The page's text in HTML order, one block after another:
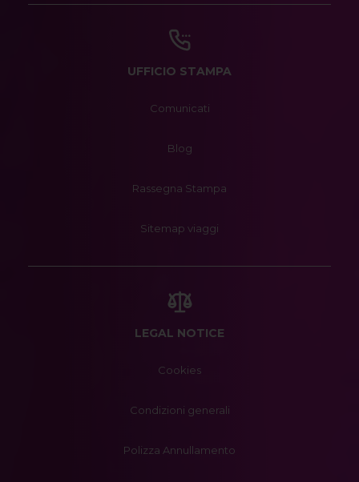
UFFICIO STAMPA
Comunicati
Blog
Rassegna Stampa
Sitemap viaggi
LEGAL NOTICE
Cookies
Condizioni generali
Polizza Annullamento